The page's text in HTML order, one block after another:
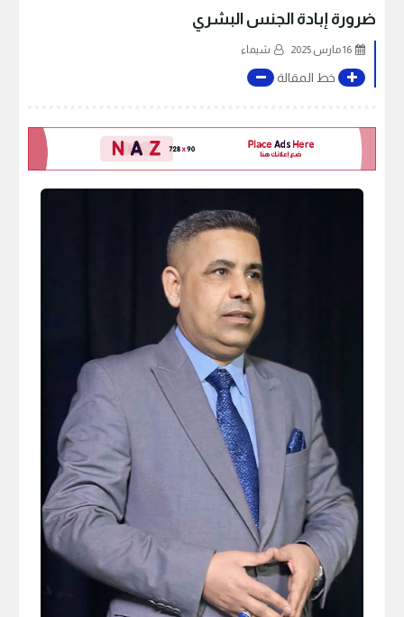
ضرورة إبادة الجنس البشري
16 مارس 2025 شيماء
خط المقالة